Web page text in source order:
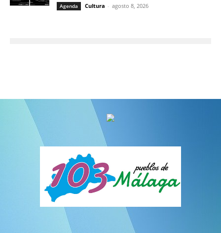
Agenda Cultura - agosto 8, 2026